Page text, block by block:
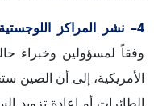
4– نشر المراكز اللوجستية الأمريكية في أنحاء المحيط الهادئ:
وفقاً لمسؤولين وخبراء
الأمريكية، إلى أن الصين